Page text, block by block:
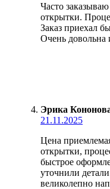
Часто
открытки.
Заказ приехал
Очень довольна
Эрика
21.11.2025
Цена
открытки,
быстрое
уточнили
великолепно